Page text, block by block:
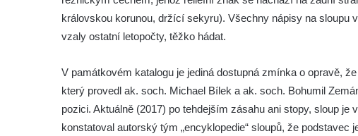
Sloup Panny Marie v zámecké zahradě v
Teplicích
Františkem Xaverským v zámeckém parku v
Duchcově
Sloup svatého Vavřince u náměstí Jiřího z
Poděbrad v Duchcově
královskou korunou, držící sekyru). Všechny nápisy na sloupu
vzaly ostatní letopočty, těžko hádat.
V památkovém katalogu je jediná dostupná zmínka o opravě,
který provedl ak. soch. Michael Bílek a ak. soch. Bohumil
pozici. Aktuálně (2017) po tehdejším zásahu ani stopy, sloup
konstatoval autorský tým „encyklopedie“ sloupů, že